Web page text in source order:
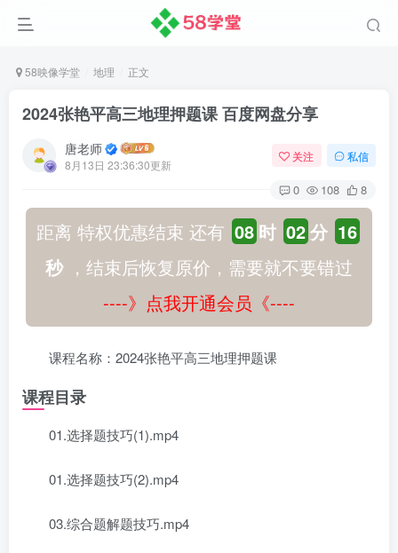
58映像学堂 地理 正文
2024张艳平高三地理押题课 百度网盘分享
唐老师
8月13日 23:36:30更新
关注 私信
0 108 8
距离 特权优惠结束 还有 08 时 02分 16
秒，结束后恢复原价，需要就不要错过
----》点我开通会员《----
课程名称：2024张艳平高三地理押题课
课程目录
01.选择题技巧(1).mp4
01.选择题技巧(2).mp4
03.综合题解题技巧.mp4